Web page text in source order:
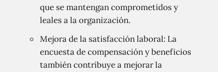
que se mantengan comprometidos y
leales a la organización.
Mejora de la satisfacción laboral: La
encuesta de compensación y beneficios
también contribuye a mejorar la